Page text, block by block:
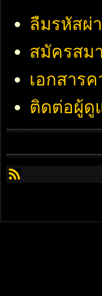
ลืมรหัสผ่
สมัครสม
เอกสาร
ติดต่อผู้ดู